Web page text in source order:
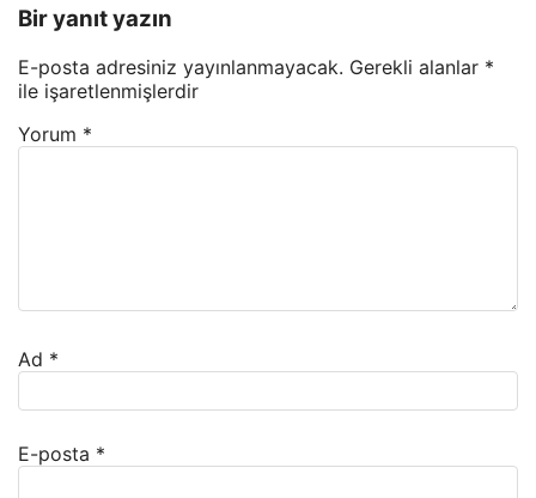
Bir yanıt yazın
E-posta adresiniz yayınlanmayacak. Gerekli alanlar *
ile işaretlenmişlerdir
Yorum *
Ad *
E-posta *